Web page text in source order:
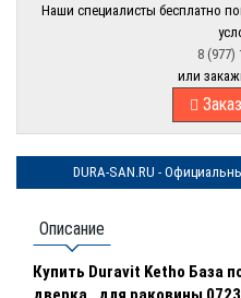
Наши специалисты бесплатно
8 (977)
или
DURA-SAN.RU -
Описание
Купить Duravit Ketho База